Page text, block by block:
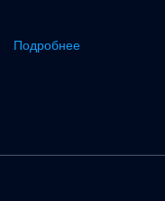
Подробнее